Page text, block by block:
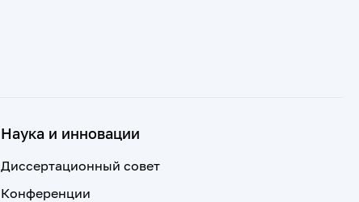
Наука и инновации
Диссертационный совет
Конференции